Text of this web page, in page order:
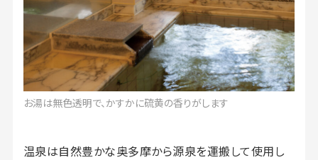
お湯は無色透明で、かすかに硫黄の香りがします
温泉は自然豊かな奥多摩から源泉を運搬して使用し